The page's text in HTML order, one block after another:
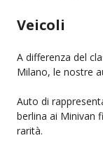
Veicoli
A differenza del
Milano, le nostre
Auto di
berlina ai Minivan
rarità.